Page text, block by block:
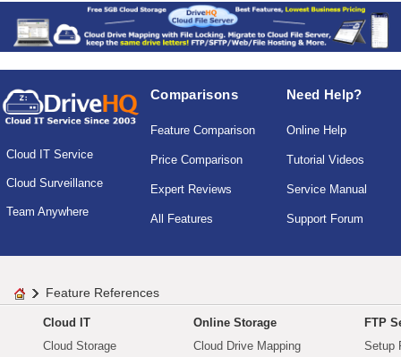
Cloud IT Service
Cloud Surveillance
Team Anywhere
Comparisons
Feature Comparison
Price Comparison
Expert Reviews
All Features
Need Help?
Online Help
Tutorial Videos
Service Manual
Support Forum
Feature References
Cloud IT
Cloud Storage
Online Storage
Cloud Drive Mapping
FTP
Setup